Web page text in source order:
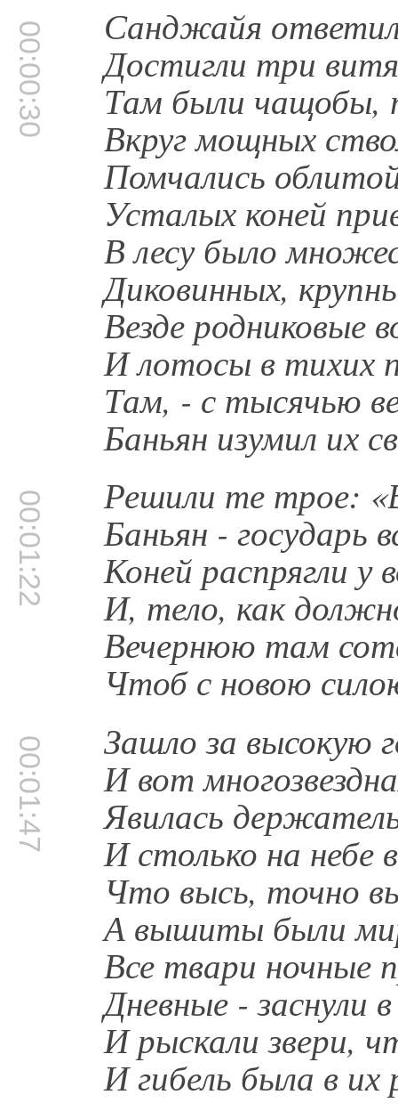
00:00:30 Санджайя
Достигли три
Там были чащобы,
Вкруг мощных
Помчались
Усталых коней
В лесу было
Диковинных,
Везде родниковые
И лотосы в тихих
Там, - с тысячью
Баньян изумил их
00:01:22 Решили те трое:
Баньян - государь
Коней распрягли у
И, тело, как
Вечернюю там
Чтоб с новою
00:01:47 Зашло за высокую
И вот
Явилась
И столько на небе
Что высь, точно
А вышиты были
Все твари ночные
Дневные - заснули
И рыскали звери,
И гибель была в их